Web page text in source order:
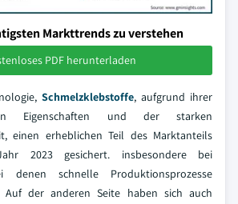
Markttrends zu verstehen
PDF herunterladen
Schmelzklebstoffe, aufgrund ihrer
Eigenschaften und der starken
einen erheblichen Teil des Marktanteils
2023 gesichert. insbesondere bei
denen schnelle Produktionsprozesse
Auf der anderen Seite haben sich auch